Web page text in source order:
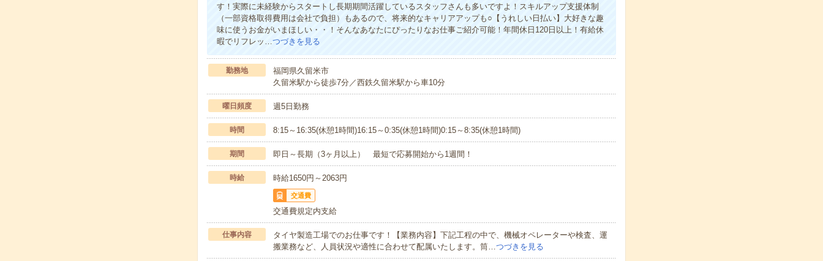
す！実際に未経験からスタートし長期期間活躍しているスタッフさんも多いですよ！スキルアップ支援体制
（一部資格取得費用は会社で負担）もあるので、将来的なキャリアアップも○【うれしい日払い】大好きな趣
味に使うお金がいまほしい・・！そんなあなたにぴったりなお仕事ご紹介可能！年間休日120日以上！有給休
暇でリフレッ…つづきを見る
勤務地
福岡県久留米市
久留米駅から徒歩7分／西鉄久留米駅から車10分
曜日頻度 週5日勤務
時間 8:15～16:35(休憩1時間)16:15～0:35(休憩1時間)0:15～8:35(休憩1時間)
期間 即日～長期（3ヶ月以上） 最短で応募開始から1週間！
時給 時給1650円～2063円
交通費
交通費規定内支給
仕事内容
タイヤ製造工場でのお仕事です！【業務内容】下記工程の中で、機械オペレーターや検査、運
搬業務など、人員状況や適性に合わせて配属いたします。筒…つづきを見る